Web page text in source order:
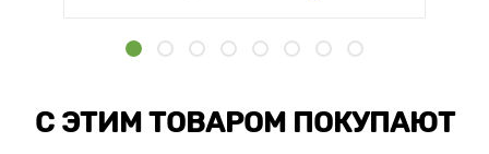
С ЭТИМ ТОВАРОМ ПОКУПАЮТ